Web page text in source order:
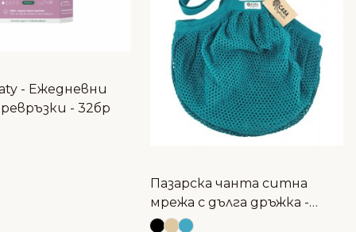
- Ежедневни
- 32бр
Пазарска чанта ситна
мрежа с дълга дръжка -
CASA ORGANICA